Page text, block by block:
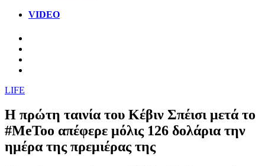
VIDEO
LIFE
H πρώτη ταινία του Κέβιν Σπέισι μετά το
#MeToo απέφερε μόλις 126 δολάρια την
ημέρα της πρεμιέρας της